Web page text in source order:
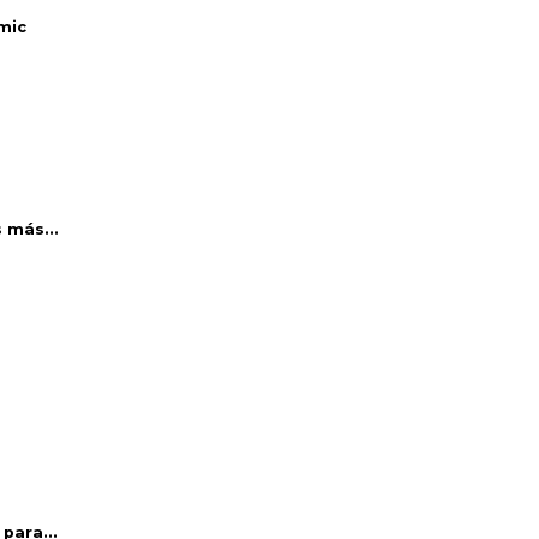
más...